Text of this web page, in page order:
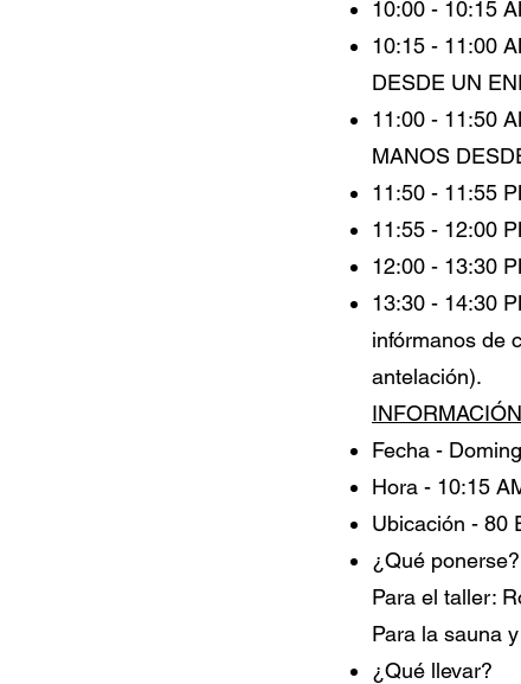
10:00 - 10:15
10:15 - 11:00
DESDE UN
11:00 - 11:50
MANOS
11:50 - 11:55
11:55 - 12:00
12:00 - 13:30
13:30 - 14:30
infórmanos de
antelación).
Fecha -
Hora - 10:15
Ubicación - 80
¿Qué ponerse?
Para el taller:
Para la sauna
¿Qué llevar?